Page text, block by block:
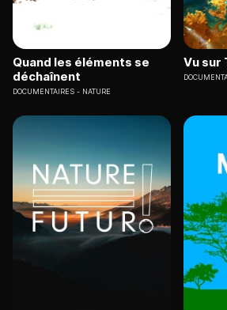
Quand les éléments se
déchaînent
DOCUMENTAIRES NATURE
Vu sur